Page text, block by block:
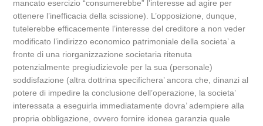
mancato esercizio “consumerebbe” l’interesse ad agire per
ottenere l’inefficacia della scissione). L’opposizione, dunque,
tutelerebbe efficacemente l’interesse del creditore a non veder
modificato l’indirizzo economico patrimoniale della societa’ a
fronte di una riorganizzazione societaria ritenuta
potenzialmente pregiudizievole per la sua (personale)
soddisfazione (altra dottrina specifichera’ ancora che, dinanzi al
potere di impedire la conclusione dell’operazione, la societa’
interessata a eseguirla immediatamente dovra’ adempiere alla
propria obbligazione, ovvero fornire idonea garanzia quale